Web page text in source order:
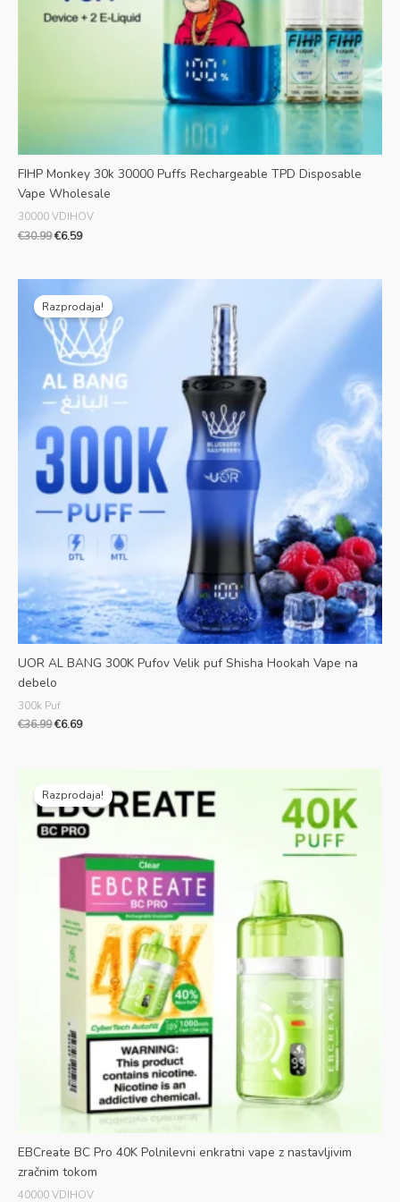
FIHP Monkey 30k 30000 Puffs Rechargeable TPD Disposable
Vape Wholesale
30000 VDIHOV
€30.99€6.59
Razprodaja!
UOR AL BANG 300K Pufov Velik puf Shisha Hookah Vape na
debelo
300k Puf
€36.99
cena
je
bila:
€36.99.
€6.69
cena
je:
€6.69.
Razprodaja!
EBCreate BC Pro 40K Polnilevni enkratni vape z nastavljivim
zračnim tokom
40000 VDIHOV
je
bila:
€30.99.
cena
je:
€5.69.